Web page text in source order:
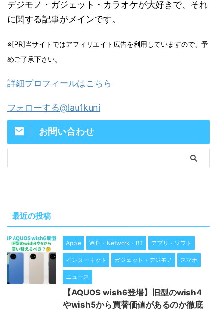
デジモノ・ガジェット・カラオケが大好きで、それ
に関する記事がメインです。
※[PR]当サイトではアフィリエイト広告を利用していますので、予
めご了承下さい。
詳細プロフィールはこちら
フォローする@lau1kuni
お問い合わせ
最近の投稿
Apple WiFi・Network・BT アプリ・ソフト
インターネット ガジェット・デジモノ スマホ
ニュース
【AQUOS wish6登場】旧型のwish4
やwish5から買替価値があるのか徹底